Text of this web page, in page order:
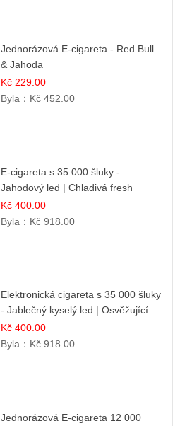
Jednorázová E-cigareta - Red Bull
& Jahoda
Kč 229.00
Byla： Kč 452.00
E-cigareta s 35 000 šluky -
Jahodový led | Chladivá fresh
příchuť
Kč 400.00
Byla： Kč 918.00
Elektronická cigareta s 35 000 šluky
- Jablečný kyselý led | Osvěžující
kyselá jablka
Kč 400.00
Byla： Kč 918.00
Jednorázová E-cigareta 12 000